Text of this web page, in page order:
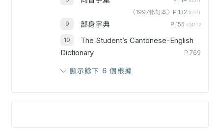
〈1997修訂本〉P.132 #2571
部身字典 P.155 #24112
The Student’s Cantonese-English
Dictionary
P.769
顯示餘下 6 個根據